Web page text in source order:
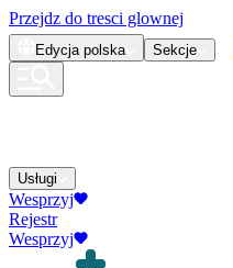
Przejdz do tresci glownej
Edycja polska Sekcje
Usługi
Wesprzyj
Rejestr
Wesprzyj